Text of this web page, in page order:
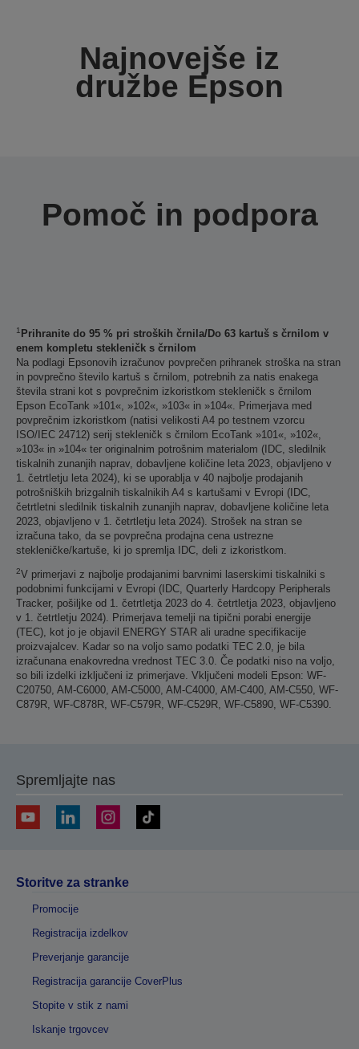
Najnovejše iz
družbe Epson
Pomoč in podpora
1 Prihranite do 95 % pri stroških črnila/Do 63 kartuš s črnilom v
enem kompletu stekleničk s črnilom
Na podlagi Epsonovih izračunov povprečen prihranek stroška na stran
in povprečno število kartuš s črnilom, potrebnih za natis enakega
števila strani kot s povprečnim izkoristkom stekleničk s črnilom
Epson EcoTank »101«, »102«, »103« in »104«. Primerjava med
povprečnim izkoristkom (natisi velikosti A4 po testnem vzorcu
ISO/IEC 24712) serij stekleničk s črnilom EcoTank »101«, »102«,
»103« in »104« ter originalnim potrošnim materialom (IDC, sledilnik
tiskalnih zunanjih naprav, dobavljene količine leta 2023, objavljeno v
1. četrtletju leta 2024), ki se uporablja v 40 najbolje prodajanih
potrošniških brizgalnih tiskalnikih A4 s kartušami v Evropi (IDC,
četrtletni sledilnik tiskalnih zunanjih naprav, dobavljene količine leta
2023, objavljeno v 1. četrtletju leta 2024). Strošek na stran se
izračuna tako, da se povprečna prodajna cena ustrezne
stekleničke/kartuše, ki jo spremlja IDC, deli z izkoristkom.
2V primerjavi z najbolje prodajanimi barvnimi laserskimi tiskalniki s
podobnimi funkcijami v Evropi (IDC, Quarterly Hardcopy Peripherals
Tracker, pošiljke od 1. četrtletja 2023 do 4. četrtletja 2023, objavljeno
v 1. četrtletju 2024). Primerjava temelji na tipični porabi energije
(TEC), kot jo je objavil ENERGY STAR ali uradne specifikacije
proizvajalcev. Kadar so na voljo samo podatki TEC 2.0, je bila
izračunana enakovredna vrednost TEC 3.0. Če podatki niso na voljo,
so bili izdelki izključeni iz primerjave. Vključeni modeli Epson: WF-
C20750, AM-C6000, AM-C5000, AM-C4000, AM-C400, AM-C550, WF-
C879R, WF-C878R, WF-C579R, WF-C529R, WF-C5890, WF-C5390.
Spremljajte nas
Storitve za stranke
Promocije
Registracija izdelkov
Preverjanje garancije
Registracija garancije CoverPlus
Stopite v stik z nami
Iskanje trgovcev